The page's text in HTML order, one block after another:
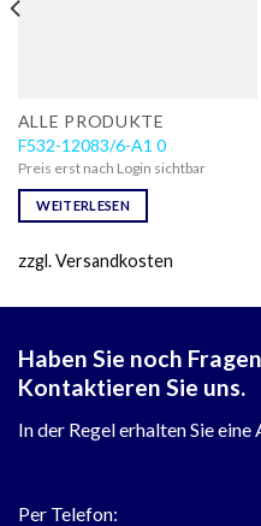
ALLE PRODUKTE
F532-12083/6-A1 0
Preis erst nach Login sichtbar
WEITERLESEN
zzgl. Versandkosten
Haben Sie noch
Kontaktieren Sie uns.
In der Regel erhalten Sie
Per Telefon: